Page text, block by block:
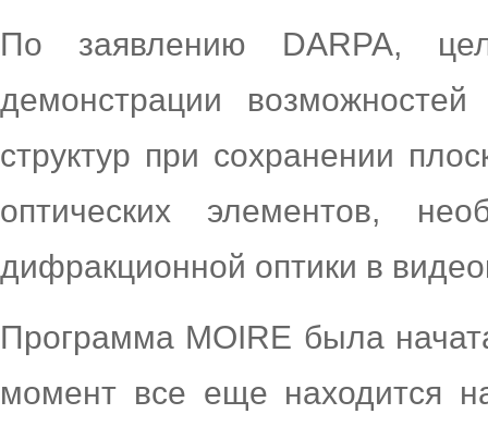
По заявлению DARPA,
демонстрации
структур при сохранении
оптических элементов,
дифракционной оптики в
Программа MOIRE была
момент все еще находится